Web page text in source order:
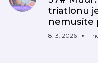
triatlonu
nemusíte
8. 3. 2026 1